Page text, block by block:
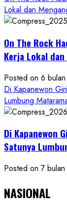
Lokal dan
On The Rock
Kerja Lokal
Posted on 6
Di Kapanewon
Lumbung
Di Kapanewon
Satunya
Posted on 7
NASIONAL